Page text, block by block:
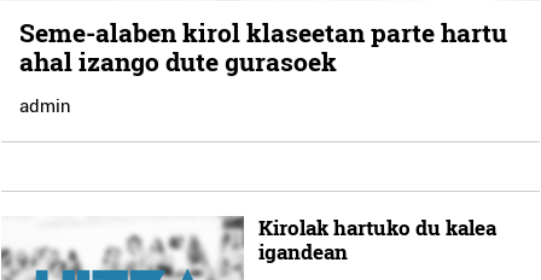
Seme-alaben kirol klaseetan parte hartu
ahal izango dute gurasoek
admin
Kirolak hartuko du kalea
igandean